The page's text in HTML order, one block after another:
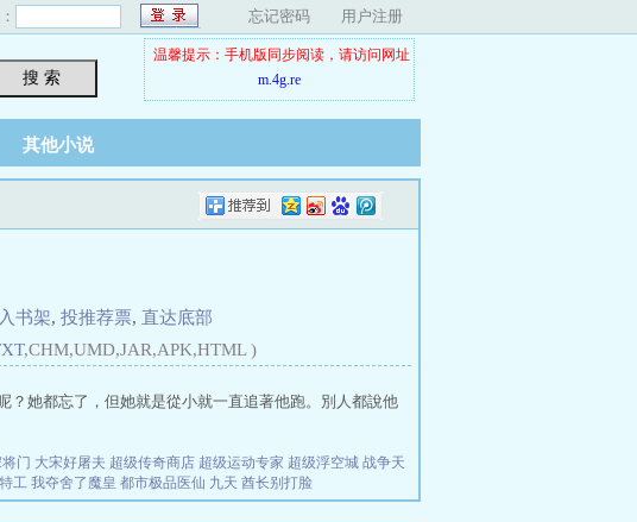
忘记密码 用户注册
搜 索
温馨提示：手机版同步阅读，请访问网址
m.4g.re
其他小说
书架, 投推荐票, 直达底部
,CHM,UMD,JAR,APK,HTML )
她都忘了，但她就是從小就一直追著他跑。別人都說他
门 大宋好屠夫 超级传奇商店 超级运动专家 超级浮空城 战争天
工 我夺舍了魔皇 都市极品医仙 九天 酋长别打脸